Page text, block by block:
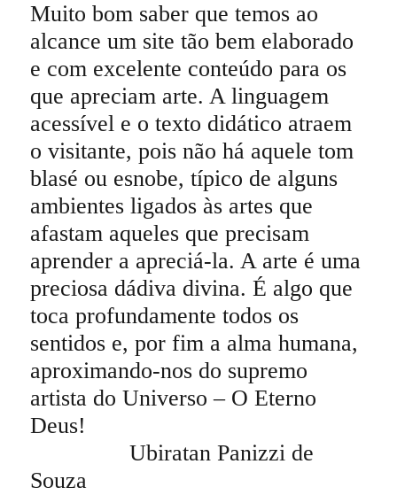
Muito bom saber que temos ao
alcance um site tão bem elaborado
e com excelente conteúdo para os
que apreciam arte. A linguagem
acessível e o texto didático atraem
o visitante, pois não há aquele tom
blasé ou esnobe, típico de alguns
ambientes ligados às artes que
afastam aqueles que precisam
aprender a apreciá-la. A arte é uma
preciosa dádiva divina. É algo que
toca profundamente todos os
sentidos e, por fim a alma humana,
aproximando-nos do supremo
artista do Universo – O Eterno
Deus!
Ubiratan Panizzi de
Souza